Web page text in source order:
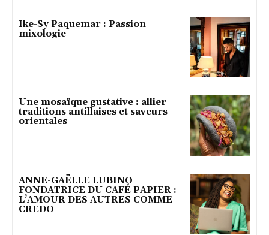
Ike-Sy Paquemar : Passion
mixologie
Une mosaïque gustative : allier
traditions antillaises et saveurs
orientales
ANNE-GAËLLE LUBINO
FONDATRICE DU CAFÉ PAPIER :
L’AMOUR DES AUTRES COMME
CREDO